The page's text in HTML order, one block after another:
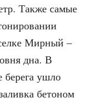
Также самые
Мирный –
дна. В
берега ушло
бетоном